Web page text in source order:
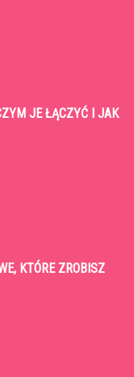
JE ŁĄCZYĆ I JAK
KTÓRE ZROBISZ